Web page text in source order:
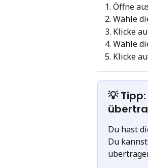
Öffne
Wähle
Klicke
Wähle
Klicke
💡
Du hast
Du